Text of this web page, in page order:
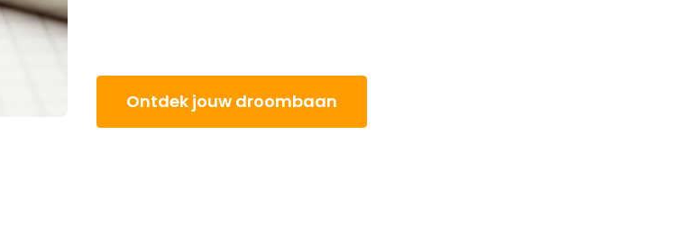
Ontdek jouw droombaan